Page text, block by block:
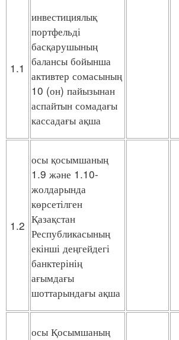
1.1
инвестициялық
портфельді
басқарушының
балансы бойынша
активтер сомасының
10 (он) пайызынан
аспайтын сомадағы
кассадағы ақша
1.2
осы қосымшаның
1.9 және 1.10-
жолдарында
көрсетілген
Қазақстан
Республикасының
екінші деңгейдегі
банктерінің
ағымдағы
шоттарындағы ақша
осы Қосымшаның